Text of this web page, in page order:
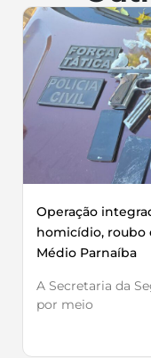
Operação
homicídio, roubo
Médio Parnaíba
A Secretaria da
por meio